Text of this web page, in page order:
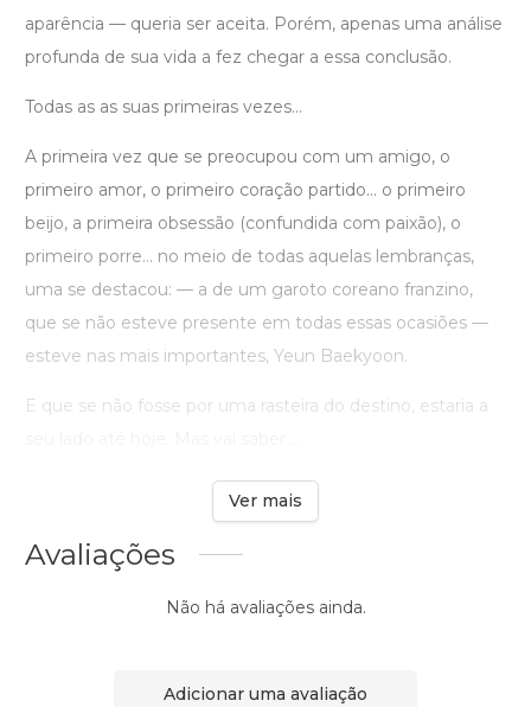
aparência — queria ser aceita. Porém, apenas uma análise
profunda de sua vida a fez chegar a essa conclusão.
Todas as as suas primeiras vezes...
A primeira vez que se preocupou com um amigo, o
primeiro amor, o primeiro coração partido... o primeiro
beijo, a primeira obsessão (confundida com paixão), o
primeiro porre... no meio de todas aquelas lembranças,
uma se destacou: — a de um garoto coreano franzino,
que se não esteve presente em todas essas ocasiões —
esteve nas mais importantes, Yeun Baekyoon.
E que se não fosse por uma rasteira do destino, estaria a
Ver mais
Avaliações
Não há avaliações ainda.
Adicionar uma avaliação